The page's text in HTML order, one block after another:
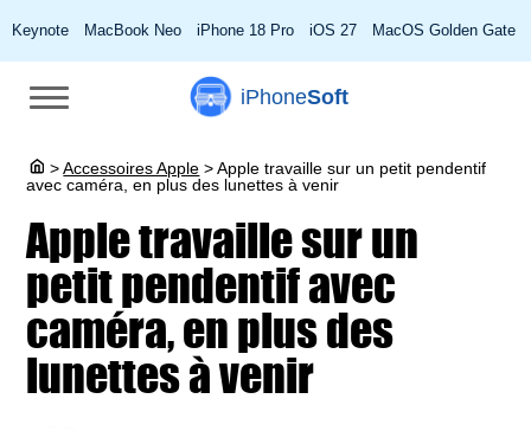
Keynote MacBook Neo iPhone 18 Pro iOS 27 MacOS Golden Gate
iPhoneSoft
> Accessoires Apple >Apple travaille sur un petit pendentif
avec caméra, en plus des lunettes à venir
Apple travaille sur un
petit pendentif avec
caméra, en plus des
lunettes à venir